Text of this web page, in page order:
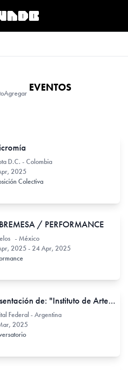
Agregar EVENTOS
D.C. - Colombia
2025
Colectiva
/ PERFORMANCE
- México
2025 - 24 Apr, 2025
Presentación de: "Instituto de Arte Moderno 1949-1959" y "Premio De Ridder 1949-1977"
Federal - Argentina
2025